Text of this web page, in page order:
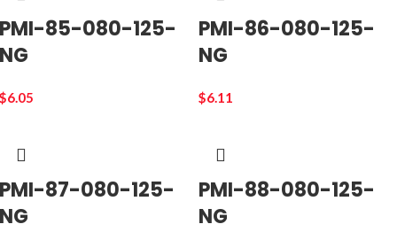
PMI-85-080-125-
NG
$6.05
PMI-86-080-125-
NG
$6.11
PMI-87-080-125-
NG
PMI-88-080-125-
NG